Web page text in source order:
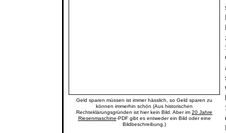
Geld sparen müssen ist immer hässlich, so Geld sparen zu
können immerhin schön (Aus historischen
Rechteklärungsgründen ist hier kein Bild. Aber im 20 Jahre
Riesenmaschine-PDF gibt es entweder ein Bild oder eine
Bildbeschreibung.)